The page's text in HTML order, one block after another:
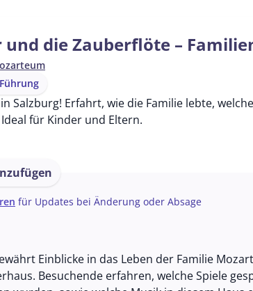
und die Zauberflöte –
Salzburg! Erfahrt, wie die Familie lebte,
für Kinder und Eltern.
für Updates bei Änderung oder Absage
Einblicke in das Leben der Familie
Besuchende erfahren, welche Spiele